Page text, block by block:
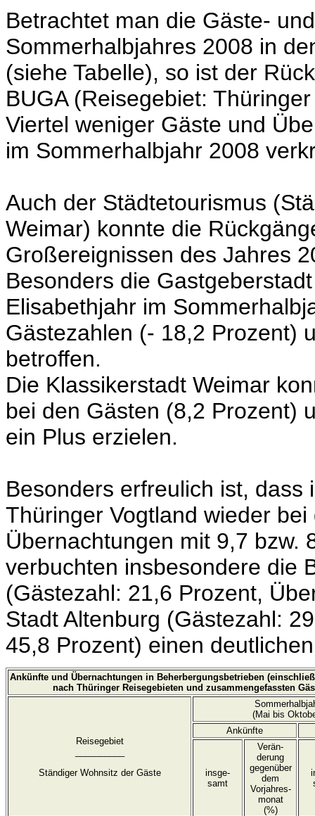
Betrachtet man die Gäste-
Sommerhalbjahres 2008 in
(siehe Tabelle), so ist der
BUGA (Reisegebiet:
Viertel weniger Gäste und
im Sommerhalbjahr 2008
Auch der Städtetourismus
Weimar) konnte die
Großereignissen des Jahres
Besonders die
Elisabethjahr im
Gästezahlen (- 18,2 Prozent)
betroffen.
Die Klassikerstadt Weimar
bei den Gästen (8,2 Prozent)
ein Plus erzielen.
Besonders erfreulich ist,
Thüringer Vogtland wieder
Übernachtungen mit 9,7 bzw.
verbuchten insbesondere die
(Gästezahl: 21,6 Prozent,
Stadt Altenburg (Gästezahl:
45,8 Prozent) einen
Ankünfte und Übernachtungen in Beherbergungsbetrieben
nach Thüringer Reisegebieten und zusammengefassten
Reisegebiet
Ständiger Wohnsitz der Gäste
(Mai bis
Ankünfte
insge-
samt
Verän-
derung
gegenüber
dem
Vorjahres-
monat
(%)